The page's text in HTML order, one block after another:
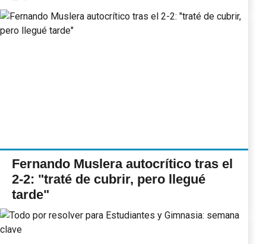
Fernando Muslera autocrítico tras el
2-2: "traté de cubrir, pero llegué
tarde"